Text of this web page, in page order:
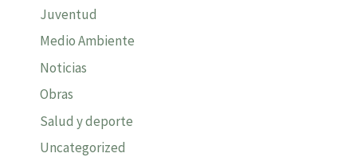
Juventud
Medio Ambiente
Noticias
Obras
Salud y deporte
Uncategorized